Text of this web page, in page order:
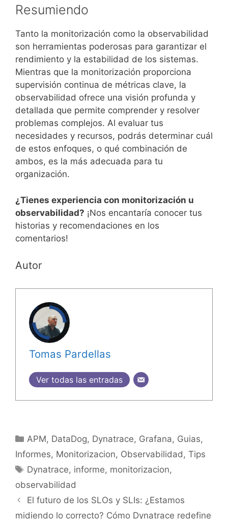
Resumiendo
Tanto la monitorización como la observabilidad
son herramientas poderosas para garantizar el
rendimiento y la estabilidad de los sistemas.
Mientras que la monitorización proporciona
supervisión continua de métricas clave, la
observabilidad ofrece una visión profunda y
detallada que permite comprender y resolver
problemas complejos. Al evaluar tus
necesidades y recursos, podrás determinar cuál
de estos enfoques, o qué combinación de
ambos, es la más adecuada para tu
organización.
¿Tienes experiencia con monitorización u
observabilidad? ¡Nos encantaría conocer tus
historias y recomendaciones en los
comentarios!
Autor
Tomas Pardellas
Ver todas las entradas
Categorías
APM, DataDog, Dynatrace, Grafana, Guias,
Informes, Monitorizacion, Observabilidad , Tips
Etiquetas
Dynatrace, informe, monitorizacion,
observabilidad
El futuro de los SLOs y SLIs: ¿Estamos
midiendo lo correcto? Cómo Dynatrace redefine